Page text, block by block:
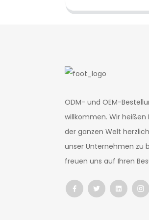
ODM- und OEM-
willkommen. Wir heißen
der ganzen Welt
unser Unternehmen zu
freuen uns auf Ihren